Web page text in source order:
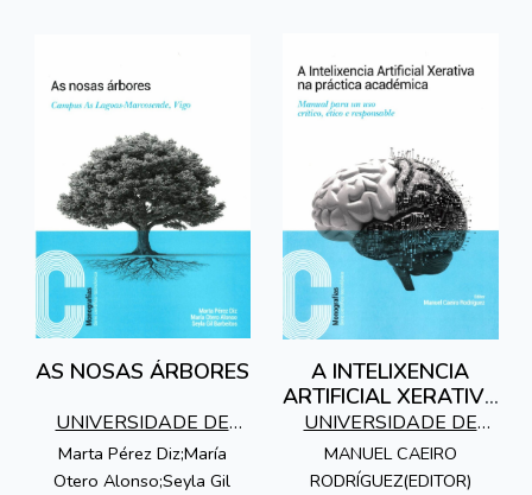
AS NOSAS ÁRBORES
UNIVERSIDADE DE
VIGO
Marta Pérez Diz;María
Otero Alonso;Seyla Gil
A INTELIXENCIA
ARTIFICIAL XERATIVA
NA PRÁCTICA
ACADÉMICA
UNIVERSIDADE DE
VIGO
MANUEL CAEIRO
RODRÍGUEZ(EDITOR)